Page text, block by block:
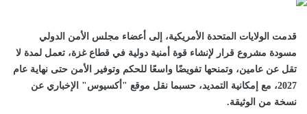
قدمت الولايات المتحدة الأمريكية، إلى أعضاء مجلس الأمن الدولي
مسودة مشروع قرار لإنشاء قوة أمنية دولية في قطاع غزة، تعمل لمدة لا
تقل عن عامين، وتمنحها تفويضًا واسعًا للحكم وتوفير الأمن حتى نهاية عام
2027، مع إمكانية التمديد، حسبما نقل موقع "أكسيوس" الإخباري عن
نسخة من الوثيقة.